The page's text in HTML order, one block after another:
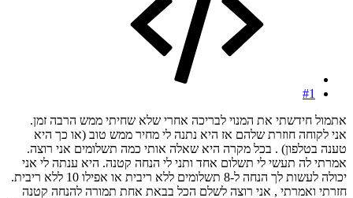
#1
אתמול חידשתי את המנוי לבריכה אחרי שלא שחיתי ממש הרבה זמן.
אני לקוחה חוזרת שלהם אז היא נתנה לי מחיר ממש טוב (או כך היא
טענה בטלפון) . בכל מקרה היא שאלה אותי כמה תשלומים אני רוצה.
אמרתי לה תעשי לי תשלום אחד ותני לי הנחה קטנה. היא ענתה לי אני
יכולה לעשות לך הנחה ל-8 תשלומים ללא ריבית או אפילו 10 ללא ריבית.
חזרתי ואמרתי , אני רוצה לשלם הכל בבאת אחת תמורה להנחה קטנה